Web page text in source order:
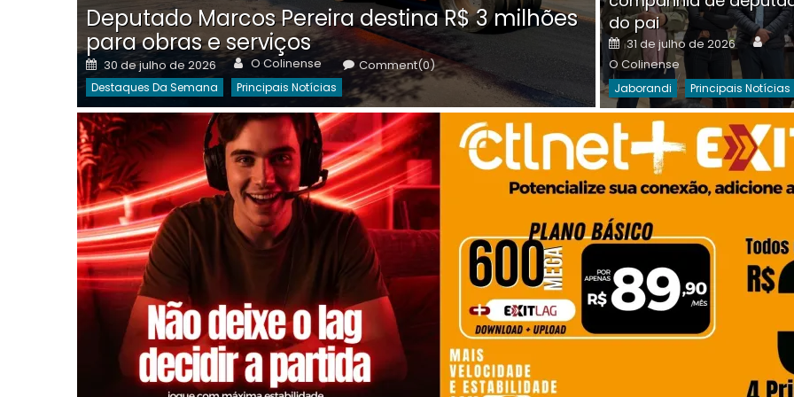
Deputado Marcos Pereira destina R$ 3 milhões
para obras e serviços
Posted
on
30 de julho de 2026 Author
O Colinense Comment(0)
Destaques Da Semana Principais Notícias
on
30 de julho de 2026 O
Destaques Da Semana
do pai
Posted
on
31 de julho de 2026
O Colinense
Jaborandi Principais Notícias